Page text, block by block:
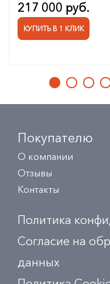
217 000 руб.
КУПИТЬ В 1 КЛИК
Покупателю
О компании
Отзывы
Контакты
Политика
Согласие на
данных